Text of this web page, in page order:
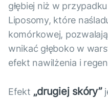
głębiej niż w
Liposomy, które
komórkowej,
wnikać głęboko w
efekt nawilżenia i
Efekt „drugiej skóry”